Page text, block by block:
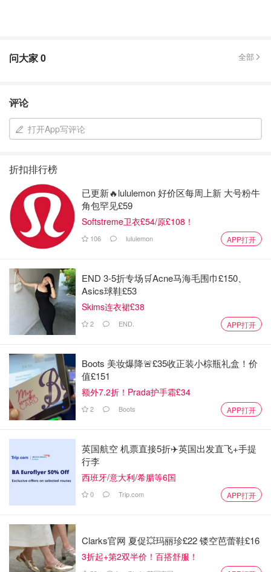
问大家0 全部
评论
打开App写评论
折扣排行榜
已更新🔥lululemon 好价区每周上新 大号粉牛
角包罕见£59
Softstreme卫衣£54/原£108！
106 lululemon APP打开
END 3-5折专场🛒Acne马海毛围巾£150、
Asics球鞋£53
Skims连衣裙£38
2 END. APP打开
Boots 美妆爆降🚨£35收正装小棕瓶礼盒！价
值£151
额外7.2折！Prada护手霜£34
2 Boots APP打开
英国航空 机票直接5折✈️英国出发直飞+手提
行李
西班牙/意大利/希腊等6国
0 Trip.com APP打开
Clarks官网 夏促💥玛丽珍£22 镂空芭蕾鞋£16
3折起+第2双半价！百搭舒服！